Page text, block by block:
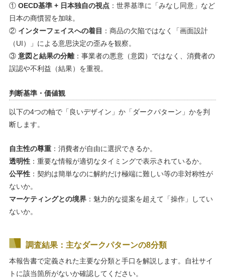
① OECD基準 + 日本独自の視点：世界基準に「みなし同意」など
日本の商慣習を加味。
② インターフェイスへの着目 ：商品の欠陥ではなく「画面設計
（UI）」による意思決定の歪みを観察。
③ 意図と結果の分離：事業者の悪意（意図）ではなく、消費者の
誤認や不利益（結果）を重視。
判断基準・価値観
以下の4つの軸で「良いデザイン」か「ダークパターン」かを判
断します。
自主性の尊重：消費者が自由に選択できるか。
透明性：重要な情報が適切なタイミングで表示されているか。
公平性：契約は簡単なのに解約だけ極端に難しい等の非対称性が
ないか。
マーケティングとの境界：魅力的な提案を超えて「操作」してい
ないか。
調査結果：主なダークパターンの8分類
本報告書で定義された主要な分類と手口を解説します。自社サイ
トに該当箇所がないか確認してください。